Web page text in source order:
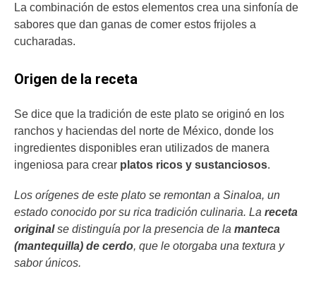
La combinación de estos elementos crea una sinfonía de
sabores que dan ganas de comer estos frijoles a
cucharadas.
Origen de la receta
Se dice que la tradición de este plato se originó en los
ranchos y haciendas del norte de México, donde los
ingredientes disponibles eran utilizados de manera
ingeniosa para crear platos ricos y sustanciosos.
Los orígenes de este plato se remontan a Sinaloa, un
estado conocido por su rica tradición culinaria. La receta
originalse distinguía por la presencia de la manteca
(mantequilla) de cerdo, que le otorgaba una textura y
sabor únicos.